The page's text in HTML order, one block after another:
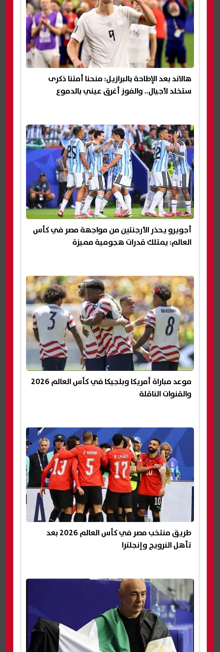
هالاند بعد الإطاحة بالبرازيل: منحنا أمتنا ذكرى
ستخلد لأجيال.. والفوز أغرق عيني بالدموع
أجويرو يحذر الأرجنتين من مواجهة مصر في كأس
العالم: يمتلك قدرات هجومية مميزة
موعد مباراة أمريكا وبلجيكا في كأس العالم 2026
والقنوات الناقلة
طريق منتخب مصر في كأس العالم 2026 بعد
تأهل النرويج وإنجلترا